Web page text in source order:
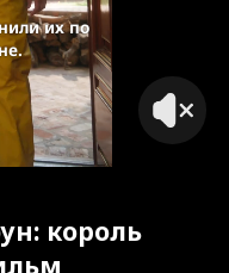
их по
король